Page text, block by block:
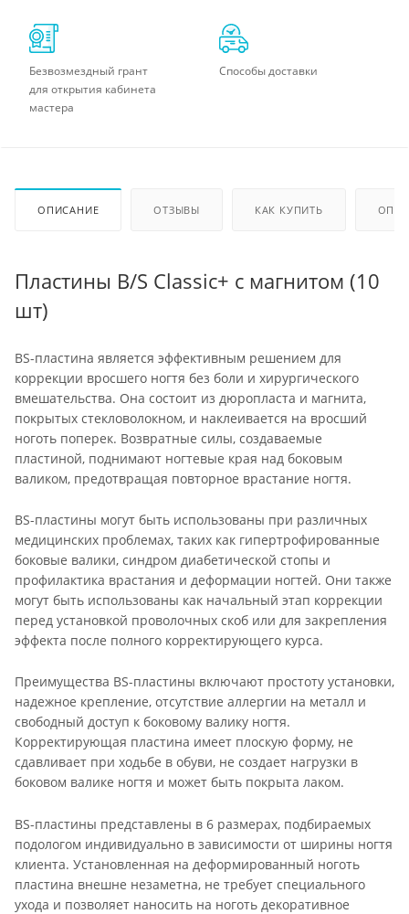
Безвозмездный грант
для открытия кабинета
мастера
Способы доставки
ОПИСАНИЕ ОТЗЫВЫ КАК КУПИТЬ
Пластины B/S Classic+ с магнитом (10
шт)
BS-пластина является эффективным решением для
коррекции вросшего ногтя без боли и хирургического
вмешательства. Она состоит из дюропласта и магнита,
покрытых стекловолокном, и наклеивается на вросший
ноготь поперек. Возвратные силы, создаваемые
пластиной, поднимают ногтевые края над боковым
валиком, предотвращая повторное врастание ногтя.
BS-пластины могут быть использованы при различных
медицинских проблемах, таких как гипертрофированные
боковые валики, синдром диабетической стопы и
профилактика врастания и деформации ногтей. Они также
могут быть использованы как начальный этап коррекции
перед установкой проволочных скоб или для закрепления
эффекта после полного корректирующего курса.
Преимущества BS-пластины включают простоту установки,
надежное крепление, отсутствие аллергии на металл и
свободный доступ к боковому валику ногтя.
Корректирующая пластина имеет плоскую форму, не
сдавливает при ходьбе в обуви, не создает нагрузки в
боковом валике ногтя и может быть покрыта лаком.
BS-пластины представлены в 6 размерах, подбираемых
подологом индивидуально в зависимости от ширины ногтя
клиента. Установленная на деформированный ноготь
пластина внешне незаметна, не требует специального
ухода и позволяет наносить на ноготь декоративное